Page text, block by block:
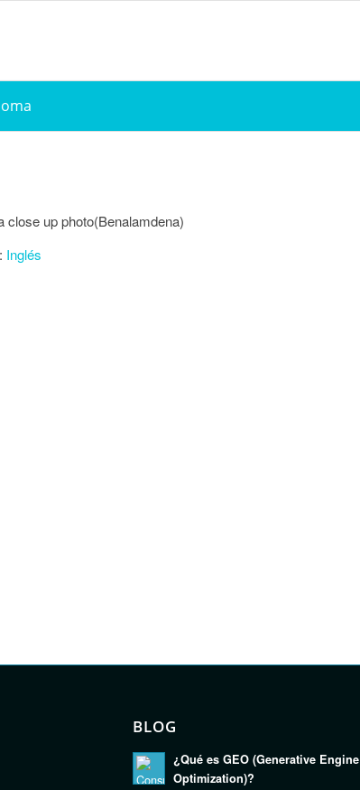
close up photo(Benalamdena)
Inglés
BLOG
¿Qué es GEO (Generative Engine
Optimization)?